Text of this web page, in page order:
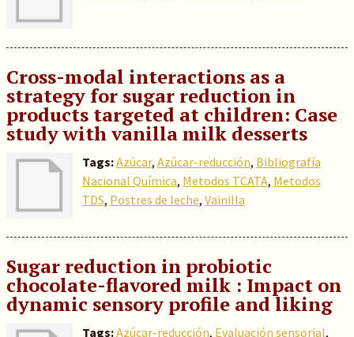
Cross-modal interactions as a
strategy for sugar reduction in
products targeted at children: Case
study with vanilla milk desserts
Tags:Azúcar, Azúcar-reducción, Bibliografía
Nacional Química, Metodos TCATA, Metodos
TDS, Postres de leche, Vainilla
Sugar reduction in probiotic
chocolate-flavored milk : Impact on
dynamic sensory profile and liking
Tags:Azúcar-reducción, Evaluación sensorial,